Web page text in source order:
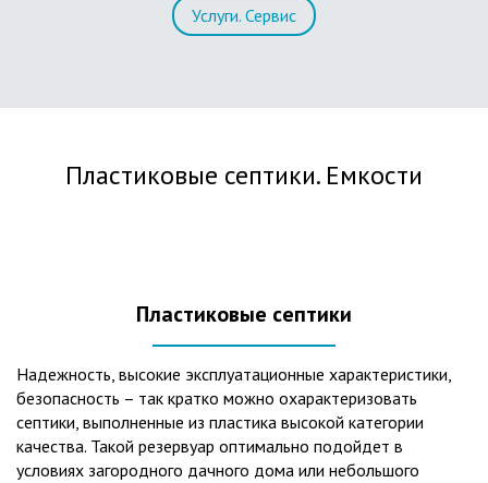
Услуги. Сервис
Пластиковые септики. Емкости
Пластиковые септики
Надежность, высокие эксплуатационные характеристики,
безопасность – так кратко можно охарактеризовать
септики, выполненные из пластика высокой категории
качества. Такой резервуар оптимально подойдет в
условиях загородного дачного дома или небольшого